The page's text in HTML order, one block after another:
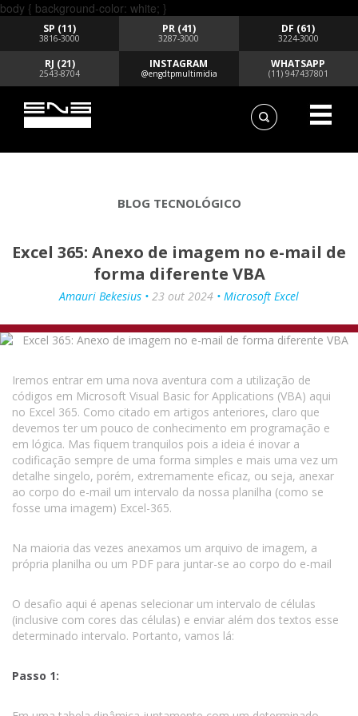
body { background-color: white; }
SP (11)
3816-3000
PR (41)
3287-3000
DF (61)
3224-3000
RJ (21)
2543-8704
INSTAGRAM
@engdtpmultimidia
WHATSAPP
(11) 947437801
BLOG TECNOLÓGICO
Excel 365: Anexo de imagem no e-mail de
forma diferente VBA
Amauri Bekesius • 23 out 2024 • Microsoft Excel
Iremos entrar em uma nova aventura com a utilização de
códigos em Microsoft Visual Basic for Applications (VBA) aqui
no Excel 365. Como citado em artigos anteriores, claro que
devemos ter um pouco de conhecimento em programação e
em lógica. Mas fiquem tranquilos pois a ideia é inovar a
codificação sempre de uma forma simples e mais uma vez um
detalhe singelo, porém, extremamente eficaz, ou seja, anexar
ao corpo do e-mail um intervalo da nossa planilha (como se
fosse uma imagem) Excel-365.
Na maioria das vezes anexamos um arquivo de imagem, a
própria planilha ou um PDF para juntar-se ao corpo do e-mail
O desafio aqui é apenas selecionar um intervalo de células
(inclusive com cores das células) e enviar além dos textos esse
determinado intervalo. Portanto, vamos lá:
Passo 1: